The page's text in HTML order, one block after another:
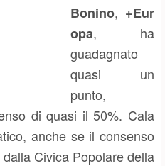
Bonino, +Eur
opa, ha
guadagnato
quasi un
punto,
di quasi il 50%. Cala
anche se il consenso
Civica Popolare della